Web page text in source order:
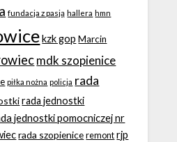
fundacja z pasją hallera hmn
kzk gop Marcin
mdk szopienice
piłka nożna policja rada
rada jednostki
jednostki pomocniczej nr
rada szopienice remont rjp